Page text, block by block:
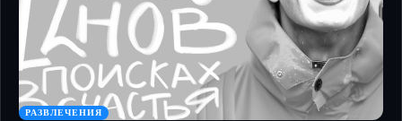
РАЗВЛЕЧЕНИЯ